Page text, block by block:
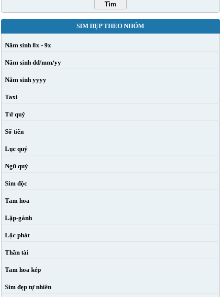
SIM ĐẸP THEO NHÓM
Năm sinh 8x - 9x
Năm sinh dd/mm/yy
Năm sinh yyyy
Taxi
Tứ quý
Số tiến
Lục quý
Ngũ quý
Sim độc
Tam hoa
Lặp-gánh
Lộc phát
Thần tài
Tam hoa kép
Sim đẹp tự nhiên